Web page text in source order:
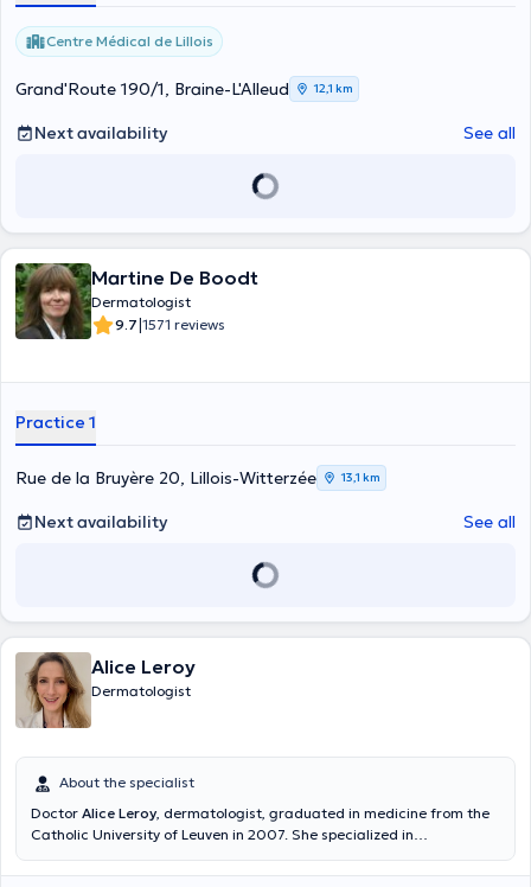
Centre Médical de Lillois
Grand'Route 190/1, Braine-L'Alleud 12,1 km
Next availability See all
Martine De Boodt
Dermatologist
9.7|1571 reviews
Practice 1
Rue de la Bruyère 20, Lillois-Witterzée 13,1 km
Next availability See all
Alice Leroy
Dermatologist
About the specialist
Doctor Alice Leroy, dermatologist, graduated in medicine from the
Catholic University of Leuven in 2007. She specialized in
of Montpellier. She obtained a degree in Dermatoscopy at the